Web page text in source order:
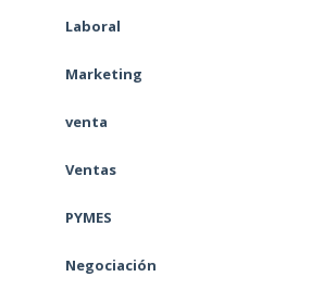
Laboral
Marketing
venta
Ventas
PYMES
Negociación